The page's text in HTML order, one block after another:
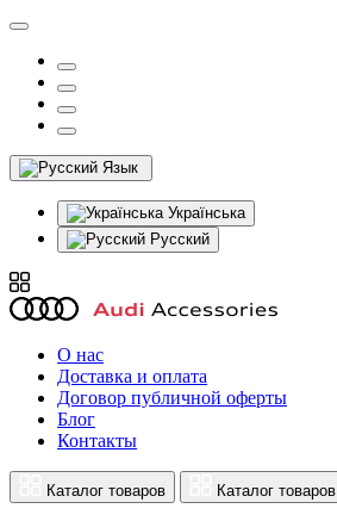
Язык
Українська
Русский
О нас
Доставка и оплата
Договор публичной оферты
Блог
Контакты
Каталог товаров Каталог товаров